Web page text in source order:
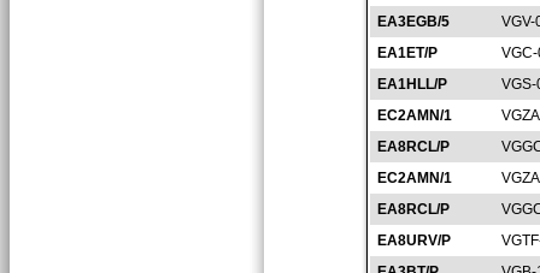
EA3EGB/5
VGV-
EA1ET/P
EA1HLL/P
EC2AMN/1
EA8RCL/P
EC2AMN/1
EA8RCL/P
EA8URV/P